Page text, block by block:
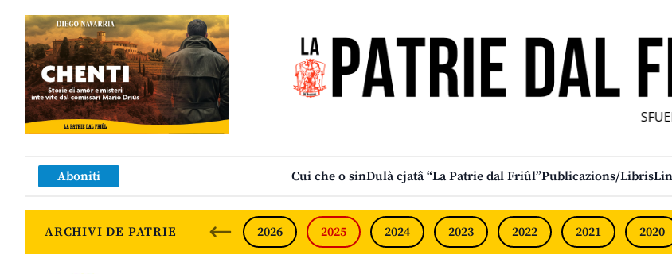
Aboniti Cui che o sinDulà cjatâ “La Patrie dal Friûl”Publicazions/Libris
ARCHIVI DE PATRIE 2026 2025 2024 2023 2022 2021 2020